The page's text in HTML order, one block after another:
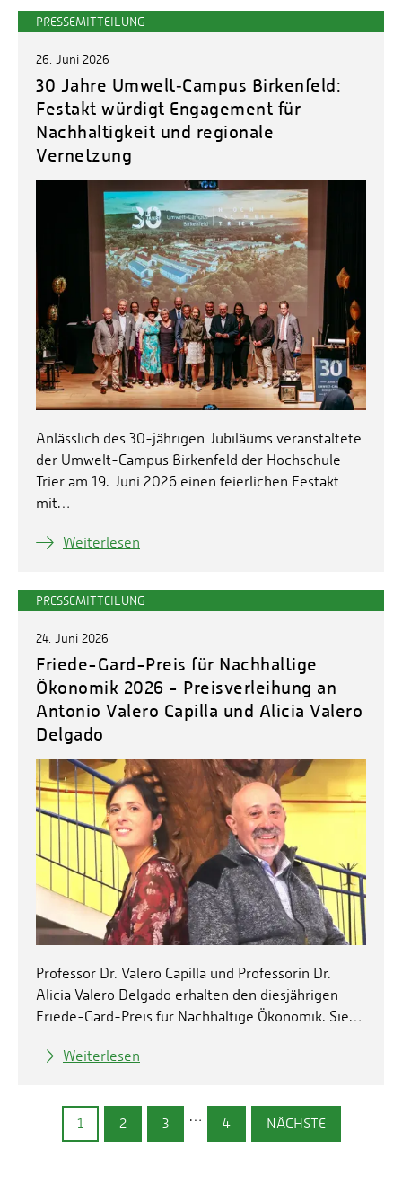
PRESSEMITTEILUNG
26. Juni 2026
30 Jahre Umwelt‑Campus Birkenfeld:
Festakt würdigt Engagement für
Nachhaltigkeit und regionale
Vernetzung
Anlässlich des 30-jährigen Jubiläums veranstaltete
der Umwelt-Campus Birkenfeld der Hochschule
Trier am 19. Juni 2026 einen feierlichen Festakt
mit…
Weiterlesen
PRESSEMITTEILUNG
24. Juni 2026
Friede-Gard-Preis für Nachhaltige
Ökonomik 2026 - Preisverleihung an
Antonio Valero Capilla und Alicia Valero
Delgado
Professor Dr. Valero Capilla und Professorin Dr.
Alicia Valero Delgado erhalten den diesjährigen
Friede-Gard-Preis für Nachhaltige Ökonomik. Sie…
Weiterlesen
1 2 3 … 4 NÄCHSTE